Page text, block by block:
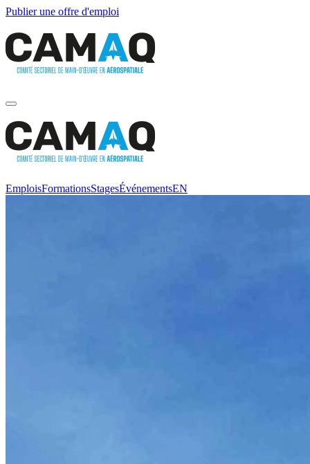
Publier une offre d'emploi
EmploisFormationsStagesÉvénementsEN